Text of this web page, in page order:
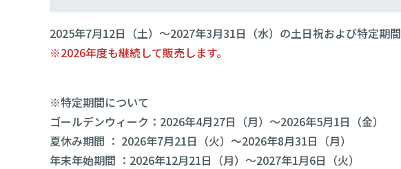
2025年7月12日（土）～2027年3月31日（水）の土日祝および特定期間
※2026年度も継続して販売します。
※特定期間について
ゴールデンウィーク：2026年4月27日（月）～2026年5月1日（金）
夏休み期間 ： 2026年7月21日（火）～2026年8月31日（月）
年末年始期間 ：2026年12月21日（月）～2027年1月6日（火）